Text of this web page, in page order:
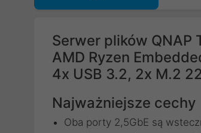
Serwer plików QNAP
AMD Ryzen
4x USB 3.2, 2x M.2
Najważniejsze cechy
Oba porty 2,5GbE są